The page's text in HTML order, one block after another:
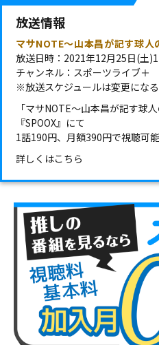
放送情報
マサNOTE～山本昌が記す球人
放送日時：2021年12月25日(土
チャンネル：スポーツライブ＋
※放送スケジュールは変更にな
「マサNOTE～山本昌が記す球
『SPOOX』にて
1話190円、月額390円で視聴可能
詳しくはこちら